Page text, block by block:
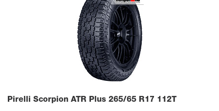
Pirelli Scorpion ATR Plus 265/65 R17 112T